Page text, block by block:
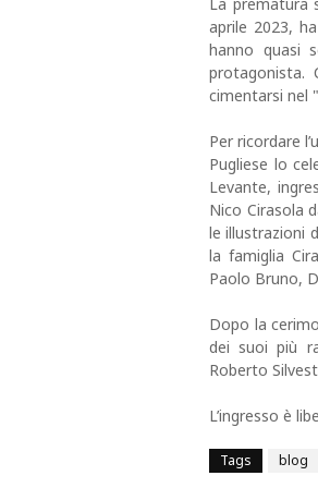
aprile 2023,
hanno quasi
protagonista.
cimentarsi nel
Per ricordare
Pugliese lo
Levante,
Nico Cirasola
le illustrazioni
la famiglia
Paolo Bruno,
Dopo la
dei suoi più
Roberto
L’ingresso è
Tags blog